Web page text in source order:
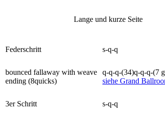
Lange und kurze Seite
Federschritt s-q-q
bounced fallaway with weave
ending (8quicks)
q-q-q-(34)q-q-q-(7
siehe Grand
3er Schritt s-q-q